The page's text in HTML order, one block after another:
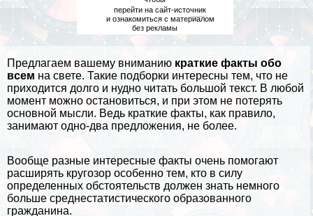
Предлагаем вашему вниманию краткие факты обо
всем на свете. Такие подборки интересны тем, что не
приходится долго и нудно читать большой текст. В любой
момент можно остановиться, и при этом не потерять
основной мысли. Ведь краткие факты, как правило,
занимают одно-два предложения, не более.
Вообще разные интересные факты очень помогают
расширять кругозор особенно тем, кто в силу
определенных обстоятельств должен знать немного
больше среднестатистического образованного
гражданина.